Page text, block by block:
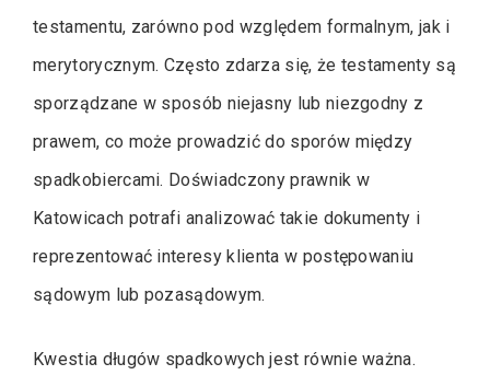
testamentu, zarówno pod względem formalnym, jak i
merytorycznym. Często zdarza się, że testamenty są
sporządzane w sposób niejasny lub niezgodny z
prawem, co może prowadzić do sporów między
spadkobiercami. Doświadczony prawnik w
Katowicach potrafi analizować takie dokumenty i
reprezentować interesy klienta w postępowaniu
sądowym lub pozasądowym.
Kwestia długów spadkowych jest równie ważna.